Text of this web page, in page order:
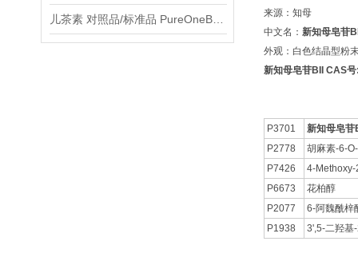
来源：知母
中文名： 新知母皂苷
外观：白色结晶型粉
新知母皂苷BII CAS
P3701
新知母皂苷
P2778
胡麻素-6-
P7426
4-
P6673
花柏醇
P2077
6-阿魏酰梓
P1938
3',5-二羟基